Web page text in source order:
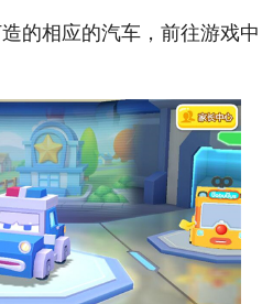
的相应的汽车，前往游戏中